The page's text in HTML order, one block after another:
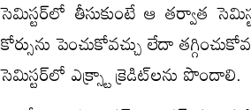
సెమిస్టర్‌లో తీసుకుంటే ఆ తర్వాత
కోర్సును పెంచుకోవచ్చు లేదా
సెమిస్టర్‌లో ఎక్స్ట్రా క్రెడిట్‌లను పొందాలి.